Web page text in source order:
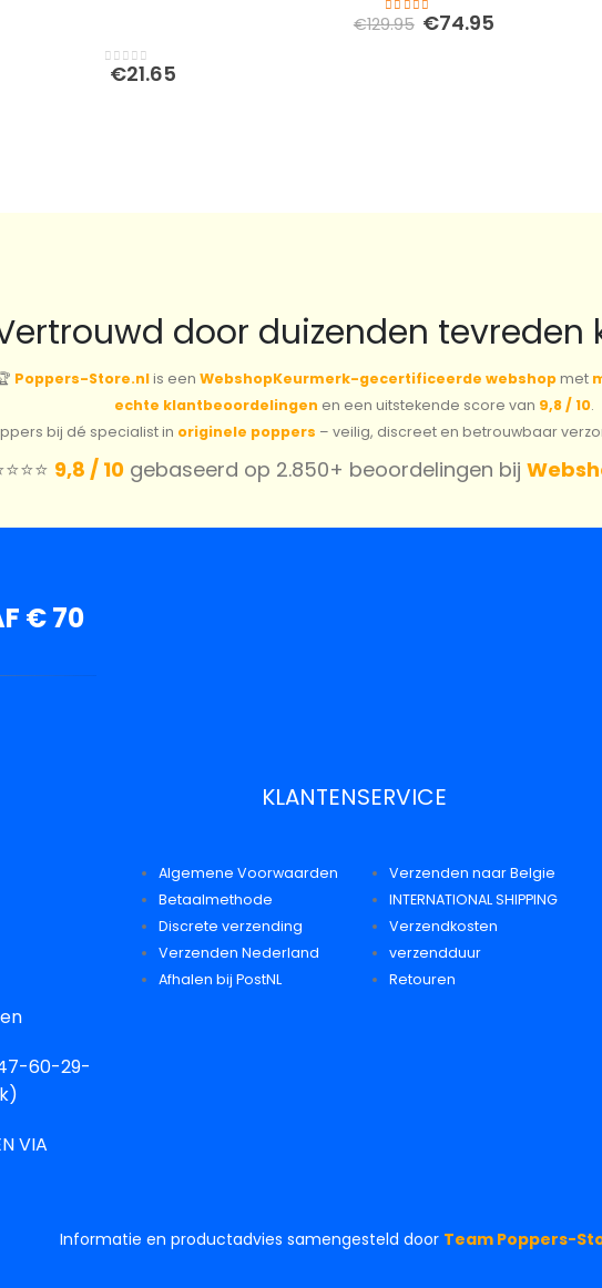
0out of 5
€21.65
4.00out of 5
€129.95 Oorspronkelijke
€74.95Huidige
door duizenden tevreden
Poppers-Store.nlis een WebshopKeurmerk-gecertificeerde webshopmet
echte klantbeoordelingen en een uitstekende score van 9,8 / 10.
bij dé specialist in originele poppers – veilig, discreet en betrouwbaar
9,8 / 10gebaseerd op 2.850+ beoordelingen bij
€ 70
KLANTENSERVICE
60-29-
VIA
Algemene Voorwaarden
Betaalmethode
Discrete verzending
Verzenden Nederland
Afhalen bij PostNL
Verzenden naar Belgie
INTERNATIONAL SHIPPING
Verzendkosten
verzendduur
Retouren
Informatie en productadvies samengesteld door Team Poppers-